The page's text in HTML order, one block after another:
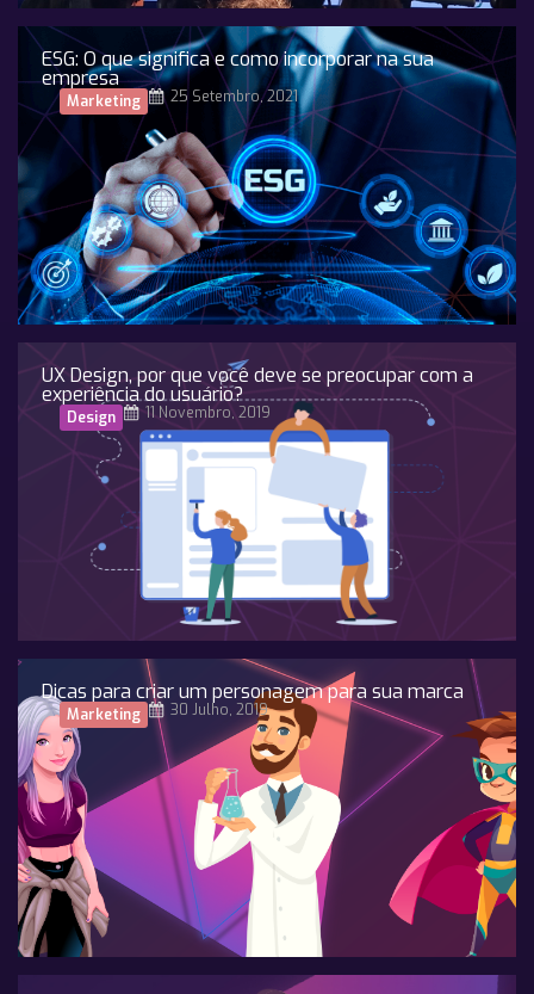
ESG: O que significa e como incorporar na sua
empresa
Marketing 25 Setembro, 2021
UX Design, por que você deve se preocupar com a
experiência do usuário?
Design 11 Novembro, 2019
Dicas para criar um personagem para sua marca
Marketing 30 Julho, 2019